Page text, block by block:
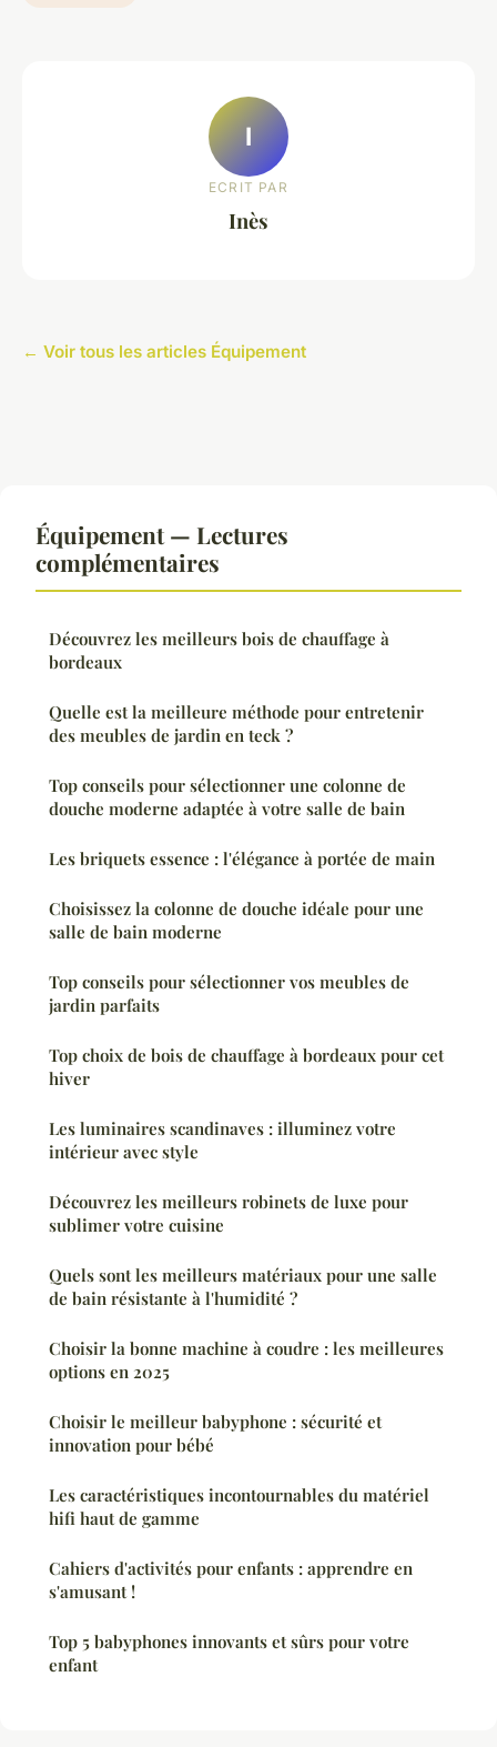
I
ECRIT PAR
Inès
← Voir tous les articles Équipement
Équipement — Lectures
complémentaires
Découvrez les meilleurs bois de chauffage à
bordeaux
Quelle est la meilleure méthode pour entretenir
des meubles de jardin en teck ?
Top conseils pour sélectionner une colonne de
douche moderne adaptée à votre salle de bain
Les briquets essence : l'élégance à portée de main
Choisissez la colonne de douche idéale pour une
salle de bain moderne
Top conseils pour sélectionner vos meubles de
jardin parfaits
Top choix de bois de chauffage à bordeaux pour cet
hiver
Les luminaires scandinaves : illuminez votre
intérieur avec style
Découvrez les meilleurs robinets de luxe pour
sublimer votre cuisine
Quels sont les meilleurs matériaux pour une salle
de bain résistante à l'humidité ?
Choisir la bonne machine à coudre : les meilleures
options en 2025
Choisir le meilleur babyphone : sécurité et
innovation pour bébé
Les caractéristiques incontournables du matériel
hifi haut de gamme
Cahiers d'activités pour enfants : apprendre en
s'amusant !
Top 5 babyphones innovants et sûrs pour votre
enfant